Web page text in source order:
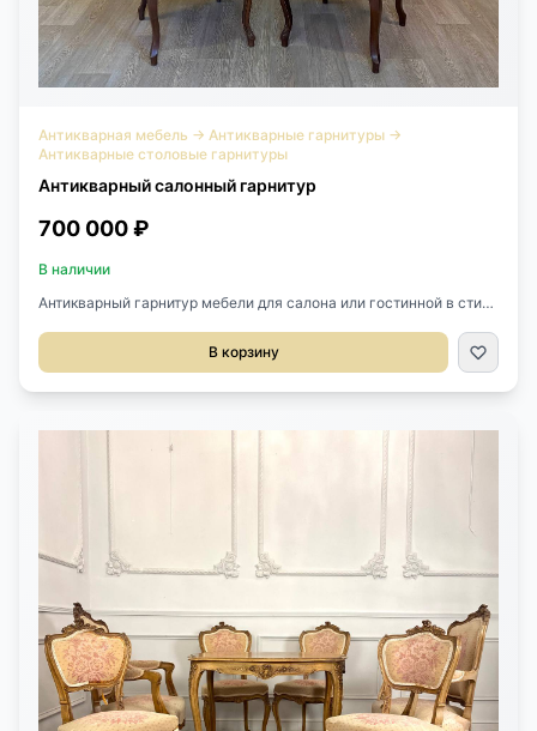
Антикварная мебель → Антикварные гарнитуры →
Антикварные столовые гарнитуры
Антикварный салонный гарнитур
700 000 ₽
В наличии
Антикварный гарнитур мебели для салона или гостинной в стиле
кресла и 4 стула. Выполнен из массива ореха, позолота.
Великолепная ткань молочный велюр. Замечательное
В корзину